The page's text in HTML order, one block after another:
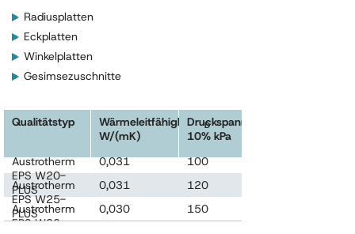
Radiusplatten
Eckplatten
Winkelplatten
Gesimsezuschnitte
Qualitätstyp Wärmeleitfähigkeit λD
W/(mK)
Druckspannung
10% kPa
Austrotherm
EPS W20-
PLUS
0,031 100
Austrotherm
EPS W25-
PLUS
0,031 120
Austrotherm
EPS W30-
0,030 150